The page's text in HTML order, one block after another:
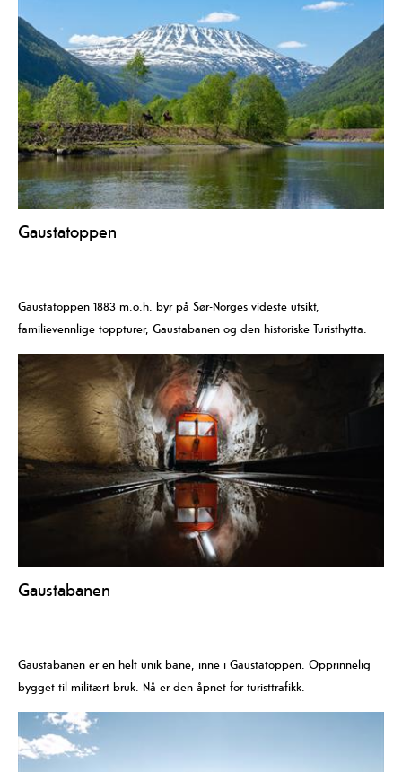
Gaustatoppen
Gaustatoppen 1883 m.o.h. byr på Sør-Norges videste utsikt,
familievennlige toppturer, Gaustabanen og den historiske Turisthytta.
Gaustabanen
Gaustabanen er en helt unik bane, inne i Gaustatoppen. Opprinnelig
bygget til militært bruk. Nå er den åpnet for turisttrafikk.